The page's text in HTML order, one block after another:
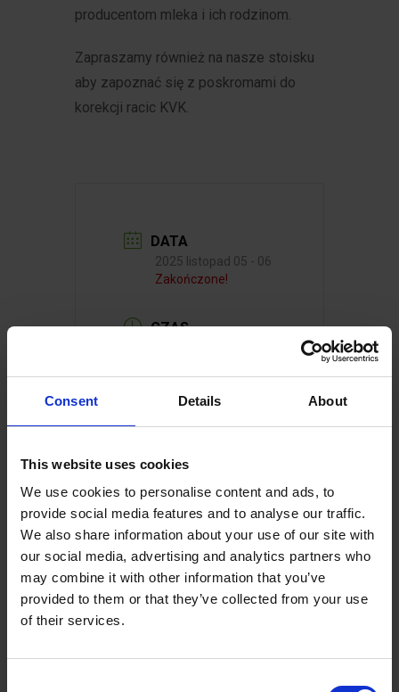
Consent Details About
This website uses cookies
We use cookies to personalise content and ads, to
provide social media features and to analyse our traffic.
We also share information about your use of our site with
our social media, advertising and analytics partners who
may combine it with other information that you’ve
provided to them or that they’ve collected from your use
of their services.
producentom mleka i ich rodzinom.
Zapraszamy również na nasze stoisku
aby zapoznać się z poskromami do
korekcji racic KVK.
DATA
2025 listopad 05 - 06
Zakończone!
CZAS
LOKALIZACJA
Vermont